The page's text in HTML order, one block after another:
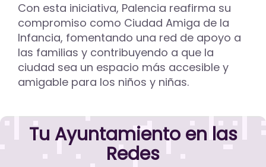
Con esta iniciativa, Palencia reafirma su
compromiso como Ciudad Amiga de la
Infancia, fomentando una red de apoyo a
las familias y contribuyendo a que la
ciudad sea un espacio más accesible y
amigable para los niños y niñas.
Tu Ayuntamiento en las
Redes